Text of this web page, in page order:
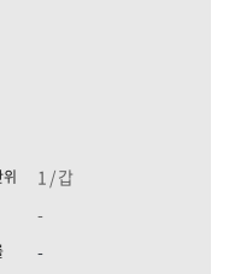
1 / 갑
-
-